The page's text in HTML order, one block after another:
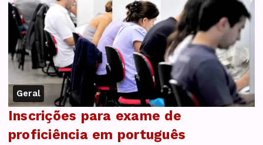
Geral
Inscrições para exame de
proficiência em português